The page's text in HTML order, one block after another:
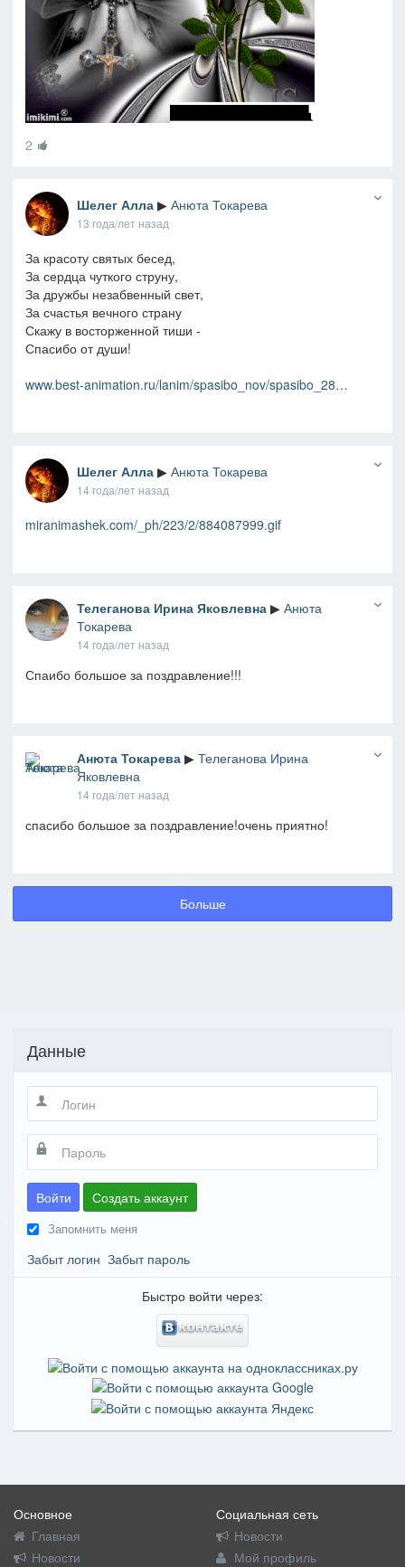
2
Шелег Алла ▶ Анюта Токарева
13 года/лет назад
За красоту святых бесед,
За сердца чуткого струну,
За дружбы незабвенный свет,
За счастья вечного страну
Скажу в восторженной тиши -
Спасибо от души!
www.best-animation.ru/lanim/spasibo_nov/spasibo_28…
Шелег Алла ▶ Анюта Токарева
14 года/лет назад
miranimashek.com/_ph/223/2/884087999.gif
Телеганова Ирина Яковлевна ▶ Анюта
Токарева
14 года/лет назад
Спаибо большое за поздравление!!!
Анюта Токарева ▶ Телеганова Ирина
Яковлевна
14 года/лет назад
спасибо большое за поздравление!очень приятно!
Больше
Данные
Войти Создать аккаунт
Запомнить меня
Забыт логин Забыт пароль
Быстро войти через:
Основное
Главная
Новости
Социальная сеть
Новости
Мой профиль